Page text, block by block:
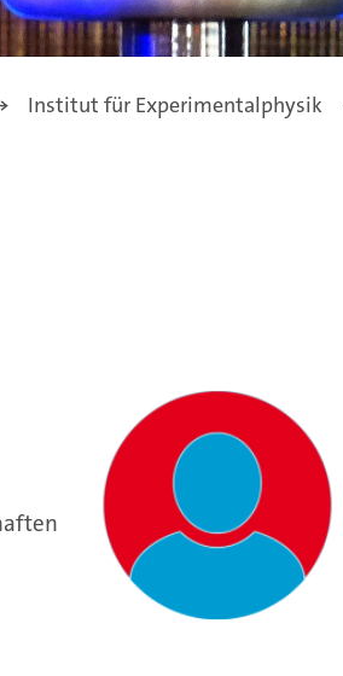
Institut für Experimentalphysik